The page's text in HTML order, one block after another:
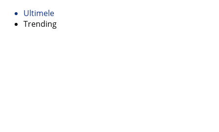
Ultimele
Trending